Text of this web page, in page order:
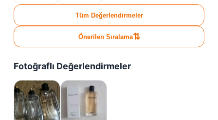
Tüm Değerlendirmeler
Önerilen Sıralama⇅
Fotoğraflı Değerlendirmeler